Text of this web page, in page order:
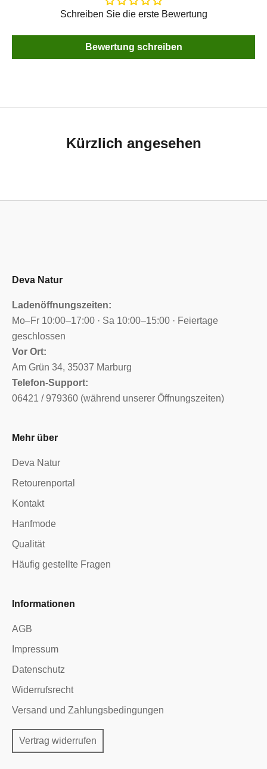
Schreiben Sie die erste Bewertung
Bewertung schreiben
Kürzlich angesehen
Deva Natur
Ladenöffnungszeiten:
Mo–Fr 10:00–17:00 · Sa 10:00–15:00 · Feiertage
geschlossen
Vor Ort:
Am Grün 34, 35037 Marburg
Telefon-Support:
06421 / 979360 (während unserer Öffnungszeiten)
Mehr über
Deva Natur
Retourenportal
Kontakt
Hanfmode
Qualität
Häufig gestellte Fragen
Informationen
AGB
Impressum
Datenschutz
Widerrufsrecht
Versand und Zahlungsbedingungen
Vertrag widerrufen